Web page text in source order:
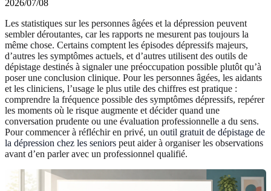
2026/07/08
Les statistiques sur les personnes âgées et la dépression peuvent
sembler déroutantes, car les rapports ne mesurent pas toujours la
même chose. Certains comptent les épisodes dépressifs majeurs,
d’autres les symptômes actuels, et d’autres utilisent des outils de
dépistage destinés à signaler une préoccupation possible plutôt qu’à
poser une conclusion clinique. Pour les personnes âgées, les aidants
et les cliniciens, l’usage le plus utile des chiffres est pratique :
comprendre la fréquence possible des symptômes dépressifs, repérer
les moments où le risque augmente et décider quand une
conversation prudente ou une évaluation professionnelle a du sens.
Pour commencer à réfléchir en privé, un outil gratuit de dépistage de
la dépression chez les seniors peut aider à organiser les observations
avant d’en parler avec un professionnel qualifié.